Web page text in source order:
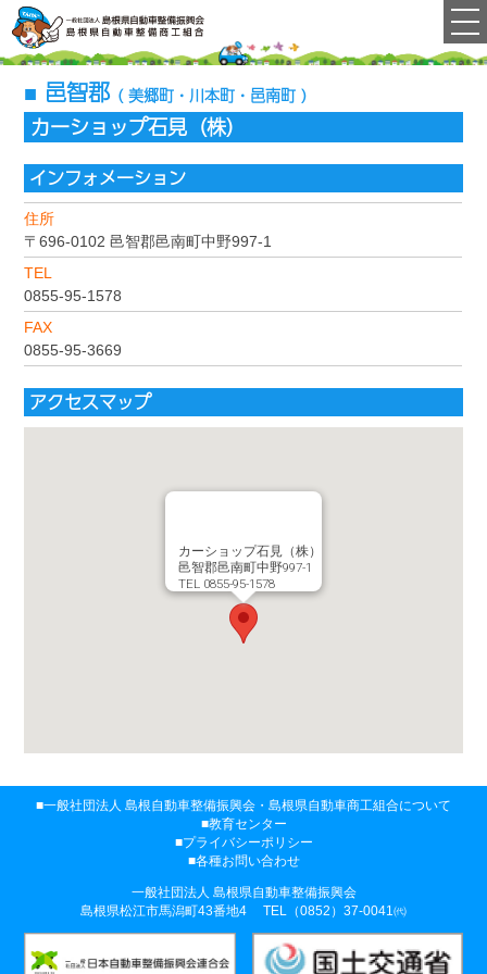
邑智郡 ( 美郷町・川本町・邑南町 )
カーショップ石見（株）
インフォメーション
住所
〒696-0102 邑智郡邑南町中野997-1
TEL
0855-95-1578
FAX
0855-95-3669
アクセスマップ
カーショップ石見（株）
邑智郡邑南町中野997-1
TEL 0855-95-1578
一般社団法人 島根自動車整備振興会・ 島根県自動車商工組合について
教育センター
プライバシーポリシー
各種お問い合わせ
一般社団法人 島根県自動車整備振興会
島根県松江市馬潟町43番地4
TEL（0852）37-0041㈹